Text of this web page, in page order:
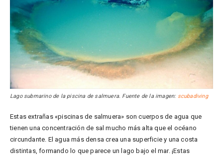
Lago submarino de la piscina de salmuera. Fuente de la imagen: scubadiving
Estas extrañas «piscinas de salmuera» son cuerpos de agua que
tienen una concentración de sal mucho más alta que el océano
circundante. El agua más densa crea una superficie y una costa
distintas, formando lo que parece un lago bajo el mar. ¡Estas